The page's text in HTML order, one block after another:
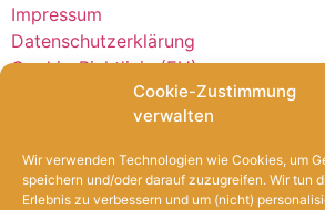
Impressum
Datenschutzerklärung
Cookie-Richtlinie (EU)
Barrierefreiheitserklärung
Webdesign & Konzeption
Cookie-Zustimmung
verwalten
Wir verwenden Technologien wie Cookies, um
speichern und/oder darauf zuzugreifen. Wir tun
Erlebnis zu verbessern und um (nicht)